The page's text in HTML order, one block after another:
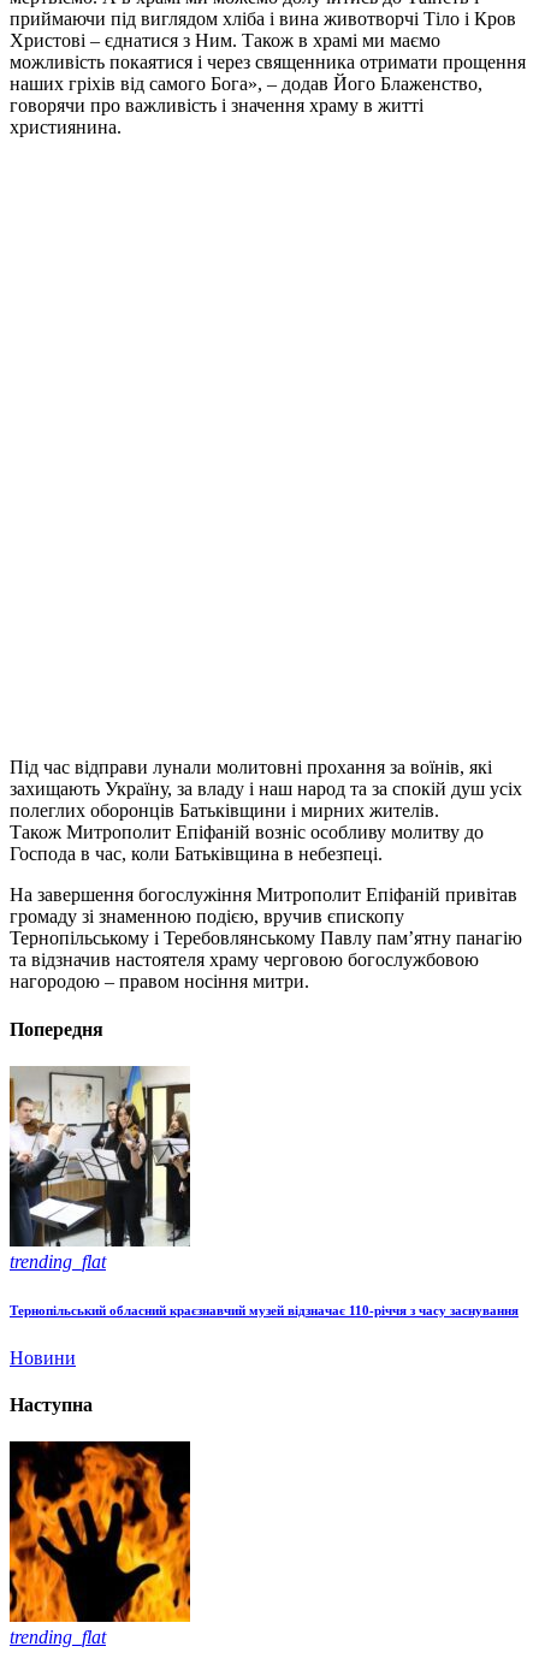
приймаючи під виглядом хліба і вина животворчі Тіло і Кров
Христові – єднатися з Ним. Також в храмі ми маємо
можливість покаятися і через священника отримати прощення
наших гріхів від самого Бога», – додав Його Блаженство,
говорячи про важливість і значення храму в житті
християнина.
Під час відправи лунали молитовні прохання за воїнів, які
захищають Україну, за владу і наш народ та за спокій душ усіх
полеглих оборонців Батьківщини і мирних жителів.
Також Митрополит Епіфаній возніс особливу молитву до
Господа в час, коли Батьківщина в небезпеці.
На завершення богослужіння Митрополит Епіфаній привітав
громаду зі знаменною подією, вручив єпископу
Тернопільському і Теребовлянському Павлу памʼятну панагію
та відзначив настоятеля храму черговою богослужбовою
нагородою – правом носіння митри.
Попередня
trending_flat
Тернопільський обласний краєзнавчий музей відзначає 110-річчя з часу заснування
Новини
Наступна
trending_flat